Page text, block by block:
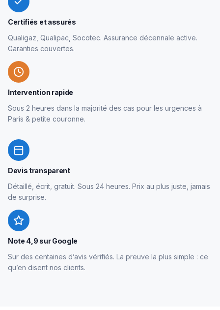
Certifiés et assurés
Qualigaz, Qualipac, Socotec. Assurance décennale active.
Garanties couvertes.
Intervention rapide
Sous 2 heures dans la majorité des cas pour les urgences à
Paris & petite couronne.
Devis transparent
Détaillé, écrit, gratuit. Sous 24 heures. Prix au plus juste, jamais
de surprise.
Note 4,9 sur Google
Sur des centaines d’avis vérifiés. La preuve la plus simple : ce
qu’en disent nos clients.